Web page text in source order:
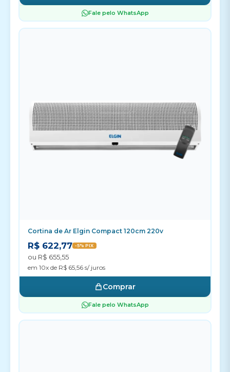
Fale pelo WhatsApp
Cortina de Ar Elgin Compact 120cm 220v
R$ 622,77 -5% PIX
ou R$ 655,55
em 10x de R$ 65,56 s/ juros
Comprar
Fale pelo WhatsApp